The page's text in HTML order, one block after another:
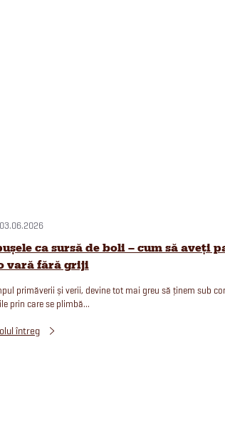
03.06.2026
ca sursă de boli – cum să aveți
vară fără griji
primăverii și verii, devine tot mai greu să ținem sub
prin care se plimbă...
întreg